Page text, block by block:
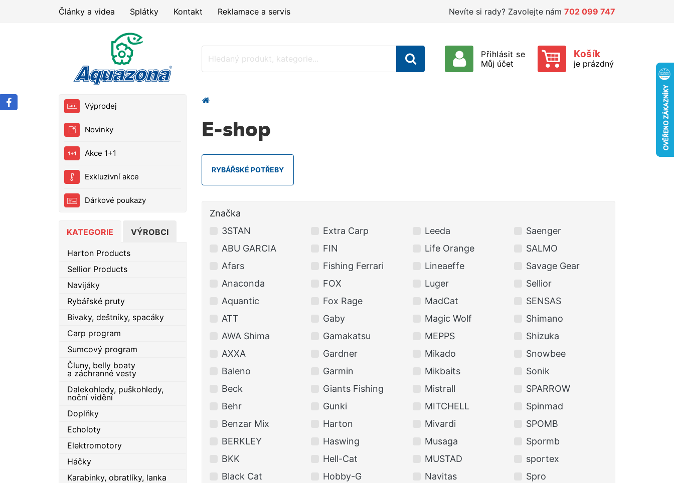
Články a videa Splátky Kontakt Reklamace a servis Nevíte si rady? Zavolejte nám 702 099 747
Přihlásit se
Můj účet
Košík
je prázdný
Výprodej
Novinky
Akce 1+1
Exkluzivní akce
Dárkové poukazy
KATEGORIE VÝROBCI
Harton Products
Sellior Products
Navijáky
Rybářské pruty
Bivaky, deštníky, spacáky
Carp program
Sumcový program
Čluny, belly boaty
a záchranné vesty
Dalekohledy, puškohledy,
noční vidění
Doplňky
Echoloty
Elektromotory
Háčky
Karabinky, obratlíky, lanka
E-shop
RYBÁŘSKÉ POTŘEBY
Značka
3STAN
ABU GARCIA
Afars
Anaconda
Aquantic
ATT
AWA Shima
AXXA
Baleno
Beck
Behr
Benzar Mix
BERKLEY
BKK
Black Cat
Extra Carp
FIN
Fishing Ferrari
FOX
Fox Rage
Gaby
Gamakatsu
Gardner
Garmin
Giants Fishing
Gunki
Harton
Haswing
Hell-Cat
Hobby-G
Leeda
Life Orange
Lineaeffe
Luger
MadCat
Magic Wolf
MEPPS
Mikado
Mikbaits
Mistrall
MITCHELL
Mivardi
Musaga
MUSTAD
Navitas
Saenger
SALMO
Savage Gear
Sellior
SENSAS
Shimano
Shizuka
Snowbee
Sonik
SPARROW
Spinmad
SPOMB
Spormb
sportex
Spro